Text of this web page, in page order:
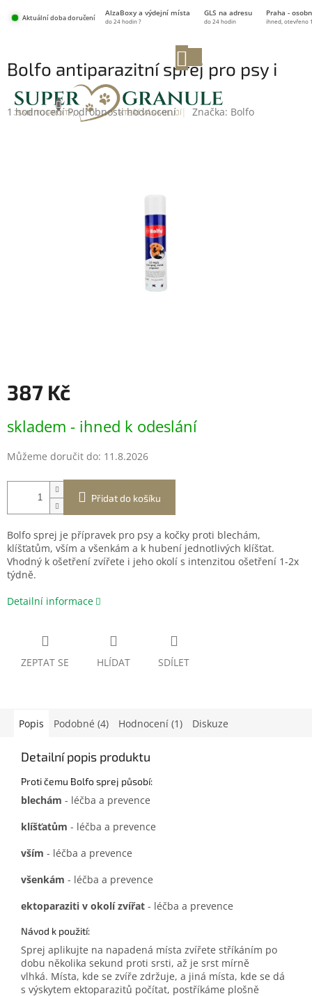
Aktuální doba doručení
AlzaBoxy a výdejní místa GLS na adresu Praha -
do 24 hodin ? do 24 hodin ihned, otevřeno
KOŠÍK
Bolfo antiparazitní sprej pro psy i
kočky 250 ml
Průměrné
1 hodnocení Podrobnosti hodnocení Značka: Bolfo
387 Kč
cena:
skladem - ihned k odeslání
Můžeme doručit do: 11.8.2026
Přidat do košíku
Bolfo sprej je přípravek pro psy a kočky proti blechám,
klíšťatům, vším a všenkám a k hubení jednotlivých klíšťat.
Vhodný k ošetření zvířete i jeho okolí s intenzitou ošetření 1-2x
týdně.
Detailní informace
ZEPTAT SE HLÍDAT SDÍLET
Popis Podobné (4) Hodnocení (1) Diskuze
Detailní popis produktu
Proti čemu Bolfo sprej působí:
blechám - léčba a prevence
klíšťatům - léčba a prevence
vším - léčba a prevence
všenkám - léčba a prevence
ektoparaziti v okolí zvířat - léčba a prevence
Návod k použití:
Sprej aplikujte na napadená místa zvířete stříkáním po
dobu několika sekund proti srsti, až je srst mírně
vlhká. Místa, kde se zvíře zdržuje, a jiná místa, kde se dá
s výskytem ektoparazitů počítat, postříkáme plošně